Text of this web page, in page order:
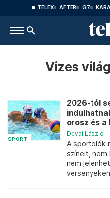
TELEX AFTER G7
Vizes
SPORT
2026-tól
orosz és a
Dévai László
A sportolók
színeit, nem
nem